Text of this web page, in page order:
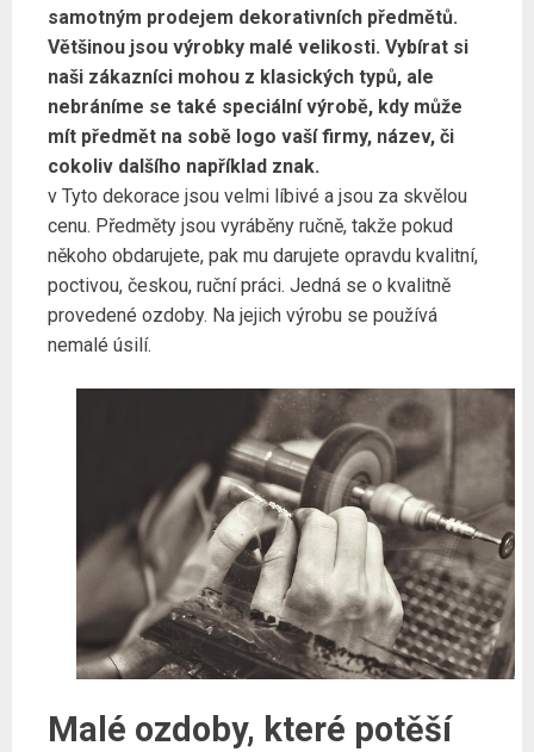
samotným prodejem dekorativních předmětů.
Většinou jsou výrobky malé velikosti. Vybírat si
naši zákazníci mohou z klasických typů, ale
nebráníme se také speciální výrobě, kdy může
mít předmět na sobě logo vaší firmy, název, či
cokoliv dalšího například znak.
v Tyto dekorace jsou velmi líbivé a jsou za skvělou
cenu. Předměty jsou vyráběny ručně, takže pokud
někoho obdarujete, pak mu darujete opravdu kvalitní,
poctivou, českou, ruční práci. Jedná se o kvalitně
provedené ozdoby. Na jejich výrobu se používá
nemalé úsilí.
Malé ozdoby, které potěší